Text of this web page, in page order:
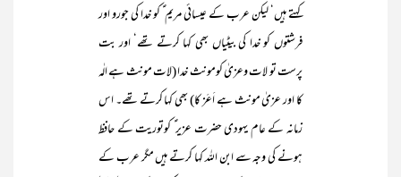
کہتے ہیں‘ لیکن عرب کے عیسائی مریم ؑ کو خدا کی جورو اور
فرشتوں کو خدا کی بیٹیاں بھی کہا کرتے تھے‘ اور بت
پرست تو لات وعزیٰ کومونث خدا (لات مونث ہے الٰہ
کا اور عزیٰ مونث ہے اَعَز کا) بھی کہا کرتے تھے۔ اس
زمانہ کے عام یہودی حضرت عزیر ؑ کوتوریت کے حافظ
ہونے کی وجہ سے ابن اللہ کہا کرتے ہیں مگر عرب کے